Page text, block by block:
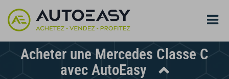
Acheter une Mercedes Classe C
avec AutoEasy